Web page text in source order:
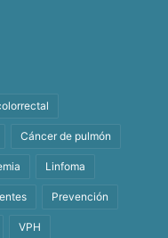
Cáncer de pulmón
Linfoma
Prevención
VPH